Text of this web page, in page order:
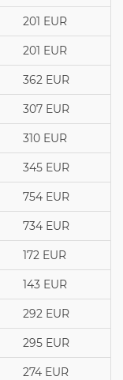
201 EUR
201 EUR
362 EUR
307 EUR
310 EUR
345 EUR
754 EUR
734 EUR
172 EUR
143 EUR
292 EUR
295 EUR
274 EUR